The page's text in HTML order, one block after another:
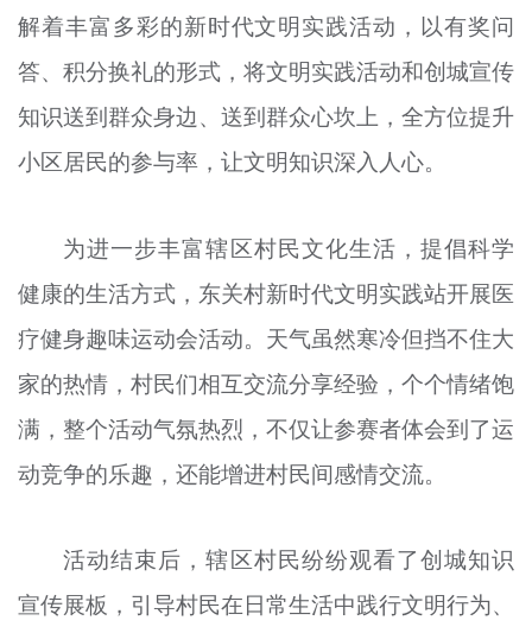
资料库
+
解着丰富多彩的新时代文明实践活动，以有奖问
答、积分换礼的形式，将文明实践活动和创城宣传
知识送到群众身边、送到群众心坎上，全方位提升
小区居民的参与率，让文明知识深入人心。
为进一步丰富辖区村民文化生活，提倡科学
健康的生活方式，东关村新时代文明实践站开展医
疗健身趣味运动会活动。天气虽然寒冷但挡不住大
家的热情，村民们相互交流分享经验，个个情绪饱
满，整个活动气氛热烈，不仅让参赛者体会到了运
动竞争的乐趣，还能增进村民间感情交流。
活动结束后，辖区村民纷纷观看了创城知识
宣传展板，引导村民在日常生活中践行文明行为、